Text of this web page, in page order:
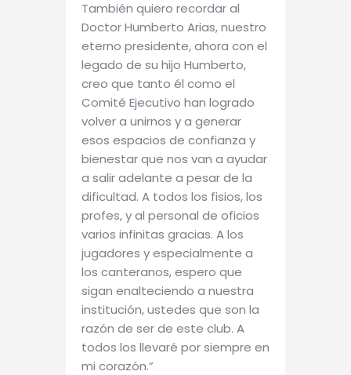
También quiero recordar al
Doctor Humberto Arias, nuestro
eterno presidente, ahora con el
legado de su hijo Humberto,
creo que tanto él como el
Comité Ejecutivo han logrado
volver a unirnos y a generar
esos espacios de confianza y
bienestar que nos van a ayudar
a salir adelante a pesar de la
dificultad. A todos los fisios, los
profes, y al personal de oficios
varios infinitas gracias. A los
jugadores y especialmente a
los canteranos, espero que
sigan enalteciendo a nuestra
institución, ustedes que son la
razón de ser de este club. A
todos los llevaré por siempre en
mi corazón.”